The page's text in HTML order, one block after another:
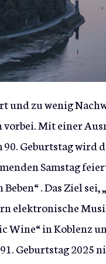
und zu wenig
Mit einer
90. Geburtstag
Samstag
. Das Ziel
elektronische
Wine“ in Koblenz
Geburtstag 2025